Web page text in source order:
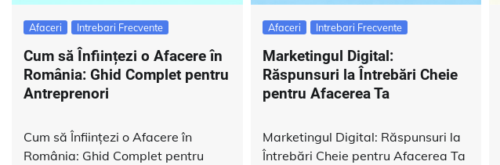
Afaceri Intrebari Frecvente
Cum să Înființezi o Afacere în
România: Ghid Complet pentru
Antreprenori
Cum să Înființezi o Afacere în
România: Ghid Complet pentru
Afaceri Intrebari Frecvente
Marketingul Digital:
Răspunsuri la Întrebări Cheie
pentru Afacerea Ta
Marketingul Digital: Răspunsuri la
Întrebări Cheie pentru Afacerea Ta